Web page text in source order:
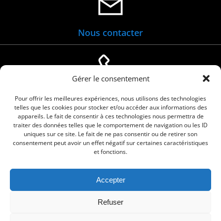
Gérer le consentement
Pour offrir les meilleures expériences, nous utilisons des technologies
telles que les cookies pour stocker et/ou accéder aux informations des
appareils. Le fait de consentir à ces technologies nous permettra de
traiter des données telles que le comportement de navigation ou les ID
uniques sur ce site. Le fait de ne pas consentir ou de retirer son
consentement peut avoir un effet négatif sur certaines caractéristiques
et fonctions.
Accepter
Refuser
Nous contacter
04 66 88 01 05
© 2026 Commune de Le Cailar. Service proposé